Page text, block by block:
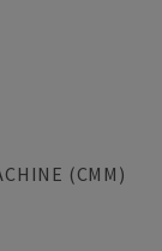
(CMM)